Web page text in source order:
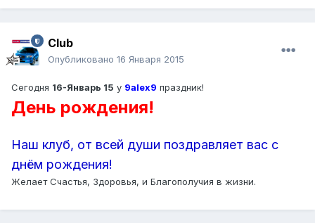
Club
Опубликовано 16 Января 2015
Сегодня 16-Январь 15 у 9alex9 праздник!
День рождения!
Наш клуб, от всей души поздравляет вас с
днём рождения!
Желает Счастья, Здоровья, и Благополучия в жизни.